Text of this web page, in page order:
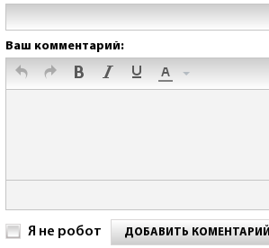
Ваш комментарий:
Я не робот ДОБАВИТЬ КОМЕНТАРИЙ